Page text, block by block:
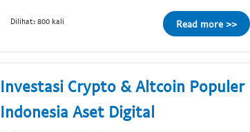
Dilihat: 800 kali Read more >>
Investasi Crypto & Altcoin Populer
Indonesia Aset Digital